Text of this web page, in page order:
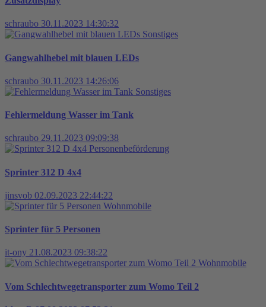
schraubo 30.11.2023 14:30:32
Sonstiges
Gangwahlhebel mit blauen LEDs
schraubo 30.11.2023 14:26:06
Sonstiges
Fehlermeldung Wasser im Tank
schraubo 29.11.2023 09:09:38
Personenbeförderung
Sprinter 312 D 4x4
jinsvob 02.09.2023 22:44:22
Wohnmobile
Sprinter für 5 Personen
it-ony 21.08.2023 09:38:22
Wohnmobile
Vom Schlechtwegetransporter zum Womo Teil 2